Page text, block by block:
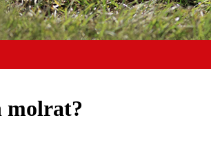
molrat?